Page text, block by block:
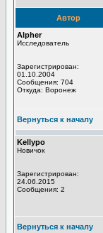
Автор
Alpher
Исследователь
Зарегистрирован:
01.10.2004
Сообщения: 704
Откуда: Воронеж
Вернуться к началу
Kellypo
Новичок
Зарегистрирован:
24.06.2015
Сообщения: 2
Вернуться к началу